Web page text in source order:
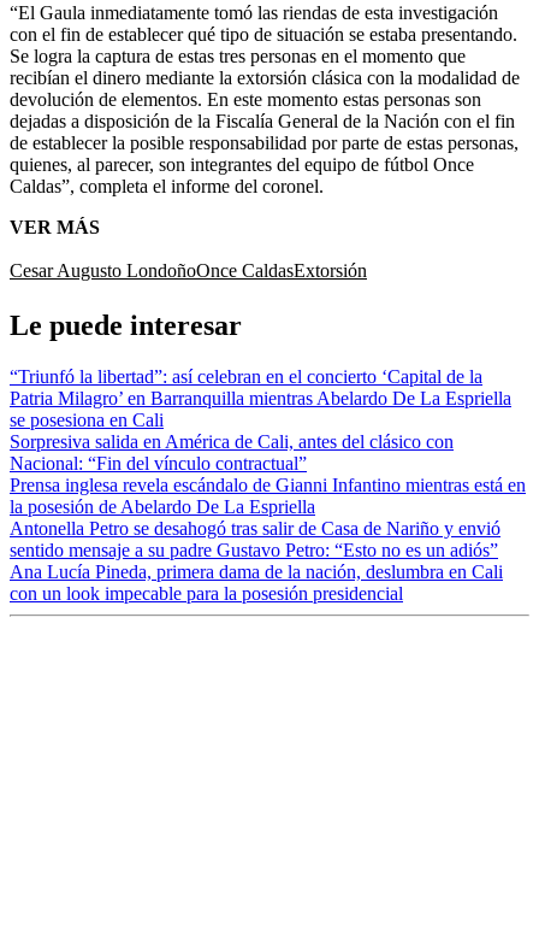
“El Gaula inmediatamente tomó las riendas de esta investigación
con el fin de establecer qué tipo de situación se estaba presentando.
Se logra la captura de estas tres personas en el momento que
recibían el dinero mediante la extorsión clásica con la modalidad de
devolución de elementos. En este momento estas personas son
dejadas a disposición de la Fiscalía General de la Nación con el fin
de establecer la posible responsabilidad por parte de estas personas,
quienes, al parecer, son integrantes del equipo de fútbol Once
Caldas”, completa el informe del coronel.
VER MÁS
Cesar Augusto LondoñoOnce CaldasExtorsión
Le puede interesar
“Triunfó la libertad”: así celebran en el concierto ‘Capital de la
Patria Milagro’ en Barranquilla mientras Abelardo De La Espriella
se posesiona en Cali
Sorpresiva salida en América de Cali, antes del clásico con
Nacional: “Fin del vínculo contractual”
Prensa inglesa revela escándalo de Gianni Infantino mientras está en
la posesión de Abelardo De La Espriella
Antonella Petro se desahogó tras salir de Casa de Nariño y envió
sentido mensaje a su padre Gustavo Petro: “Esto no es un adiós”
Ana Lucía Pineda, primera dama de la nación, deslumbra en Cali
con un look impecable para la posesión presidencial